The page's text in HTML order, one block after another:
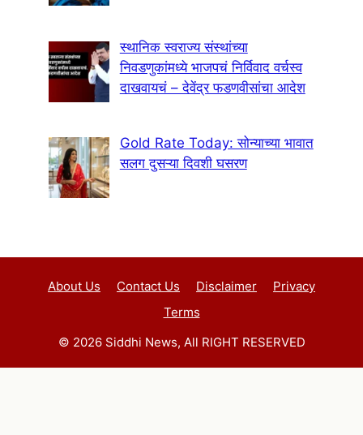
स्थानिक स्वराज्य संस्थांच्या
निवडणुकांमध्ये भाजपचं निर्विवाद वर्चस्व
दाखवायचं – देवेंद्र फडणवीसांचा आदेश
Gold Rate Today: सोन्याच्या भावात
सलग दुसऱ्या दिवशी घसरण
About Us Contact Us Disclaimer
Privacy
Terms
© 2026 Siddhi News, All RIGHT RESERVED